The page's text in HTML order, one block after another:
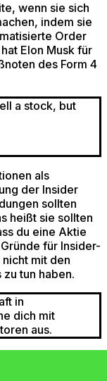
wenn sie sich
indem sie
Order
Elon Musk für
des Form 4
a stock, but
als
der Insider
sollten
heißt sie sollten
du eine Aktie
für Insider-
mit den
tun haben.
in
dich mit
aus.